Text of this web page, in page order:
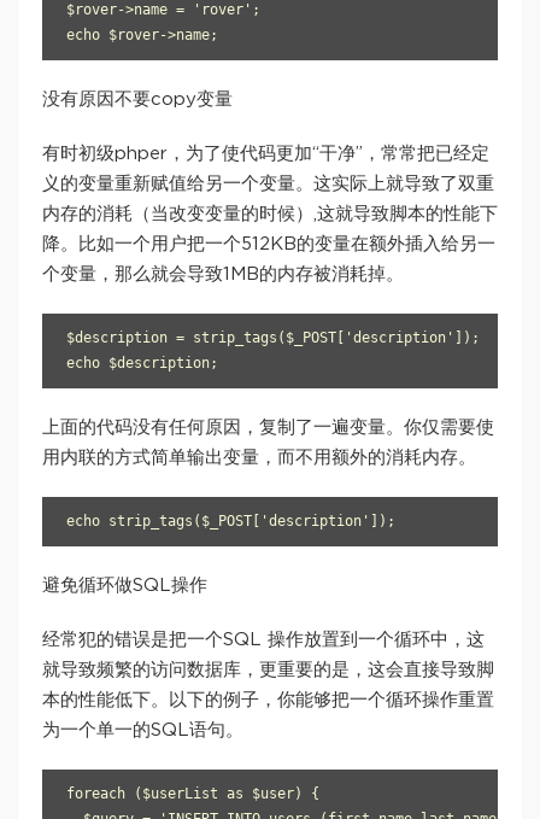
$rover->name = 'rover';
echo $rover->name;
没有原因不要copy变量
有时初级phper，为了使代码更加“干净”，常常把已经定
义的变量重新赋值给另一个变量。这实际上就导致了双重
内存的消耗（当改变变量的时候）,这就导致脚本的性能下
降。比如一个用户把一个512KB的变量在额外插入给另一
个变量，那么就会导致1MB的内存被消耗掉。
$description = strip_tags($_POST['description']);
echo $description;
上面的代码没有任何原因，复制了一遍变量。你仅需要使
用内联的方式简单输出变量，而不用额外的消耗内存。
echo strip_tags($_POST['description']);
避免循环做SQL操作
经常犯的错误是把一个SQL 操作放置到一个循环中，这
就导致频繁的访问数据库，更重要的是，这会直接导致脚
本的性能低下。以下的例子，你能够把一个循环操作重置
为一个单一的SQL语句。
foreach ($userList as $user) {